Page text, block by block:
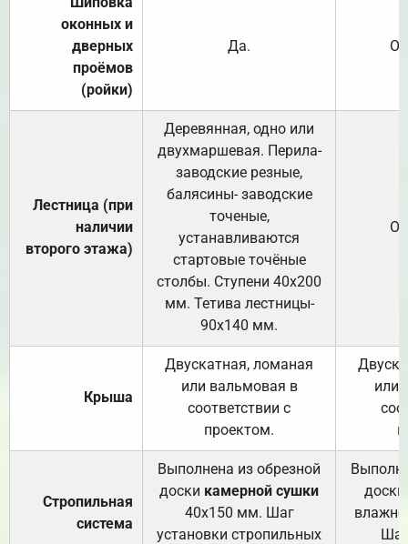
оконных и
дверных
проёмов
(ройки)
Да.
Лестница (при
наличии
второго этажа)
Деревянная, одно или
двухмаршевая. Перила-
заводские резные,
балясины- заводские
точеные,
устанавливаются
стартовые точёные
столбы. Ступени 40х200
мм. Тетива лестницы-
90х140 мм.
Крыша
Двускатная, ломаная
или вальмовая в
соответствии с
проектом.
или
Стропильная
система
Выполнена из обрезной
доски камерной сушки
40х150 мм. Шаг
установки стропильных
доски